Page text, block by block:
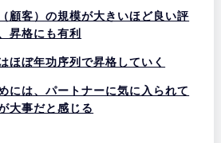
顧客）の規模が大きいほど良い評
昇格にも有利
ほぼ年功序列で昇格していく
には、パートナーに気に入られて
大事だと感じる